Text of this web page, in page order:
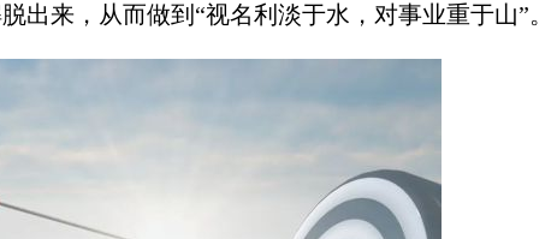
出来，从而做到“视名利淡于水，对事业重于山”。